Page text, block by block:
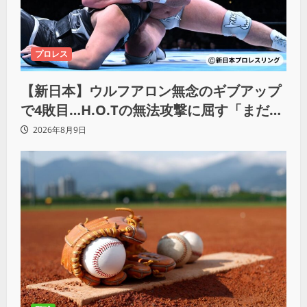
プロレス
【新日本】ウルフアロン無念のギブアップ
で4敗目…H.O.Tの無法攻撃に屈す「まだま
だ俺自身の力はこんなもんだなって」
2026年8月9日